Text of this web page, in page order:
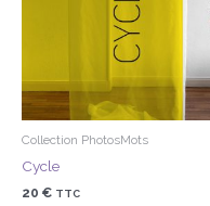
Collection PhotosMots
Cycle
20 € TTC